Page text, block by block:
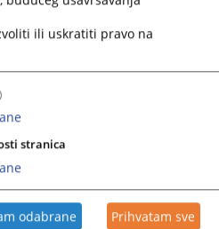
sve rang liste za pozicije
uz finansijsku
PREGLEDA
ili uskratiti pravo na
stranica
odabrane Prihvatam sve